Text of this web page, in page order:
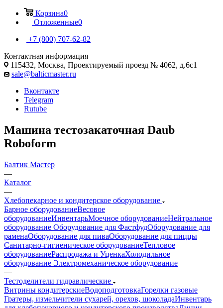
Корзина0
Отложенные0
+7 (800) 707-62-82
Контактная информация
115432, Москва, Проектируемый проезд № 4062, д.6с1
sale@balticmaster.ru
Вконтакте
Telegram
Rutube
Машина тестозакаточная Daub
Roboform
Балтик Мастер
—
Каталог
—
Хлебопекарное и кондитерское оборудование
Барное оборудованиеВесовое
оборудованиеИнвентарьМоечное оборудованиеНейтральное
оборудование Оборудование для ФастфудОборудование для
раменаОборудование для пиваОборудование для пиццы
Санитарно-гигиеническое оборудованиеТепловое
оборудованиеРаспродажа и УценкаХолодильное
оборудование Электромеханическое оборудование
—
Тестоделители гидравлические
Витрины кондитерскиеВодоподготовкаГорелки газовые
Гратеры, измельчители сухарей, орехов, шоколадаИнвентарь